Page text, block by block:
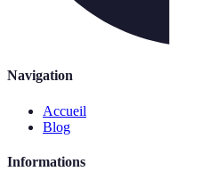
Navigation
Accueil
Blog
Informations